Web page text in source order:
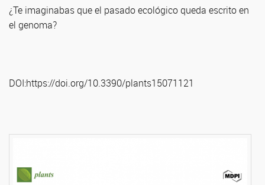
¿Te imaginabas que el pasado ecológico queda escrito en
el genoma?
DOI:https://doi.org/10.3390/plants15071121